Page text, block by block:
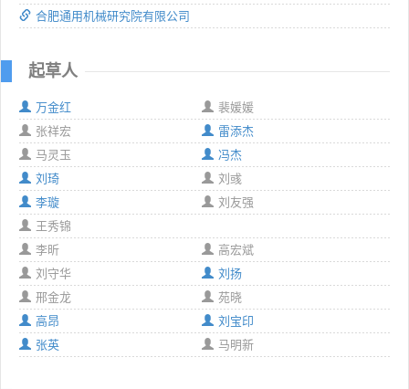
合肥通用机械研究院有限公司
起草人
万金红
裴媛媛
张祥宏
雷添杰
马灵玉
冯杰
刘琦
刘彧
李璇
刘友强
王秀锦
李昕
高宏斌
刘守华
刘扬
邢金龙
苑晓
高昂
刘宝印
张英
马明新